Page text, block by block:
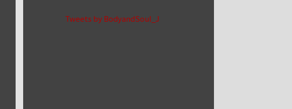
Tweets by BodyandSoul_J